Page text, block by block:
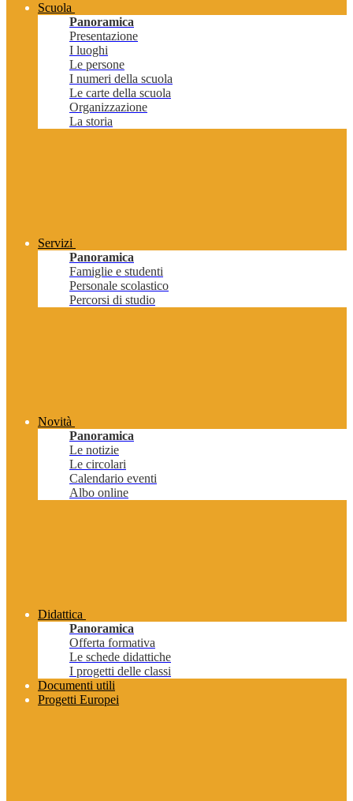
Scuola
Panoramica
Presentazione
I luoghi
Le persone
I numeri della scuola
Le carte della scuola
Organizzazione
La storia
Servizi
Panoramica
Famiglie e studenti
Personale scolastico
Percorsi di studio
Novità
Panoramica
Le notizie
Le circolari
Calendario eventi
Albo online
Didattica
Panoramica
Offerta formativa
Le schede didattiche
I progetti delle classi
Documenti utili
Progetti Europei